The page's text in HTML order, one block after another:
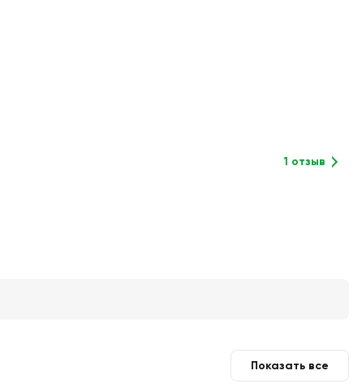
1 отзыв
Показать все